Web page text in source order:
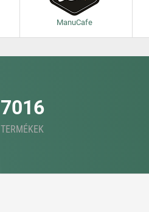
ManuCafe
7016
TERMÉKEK